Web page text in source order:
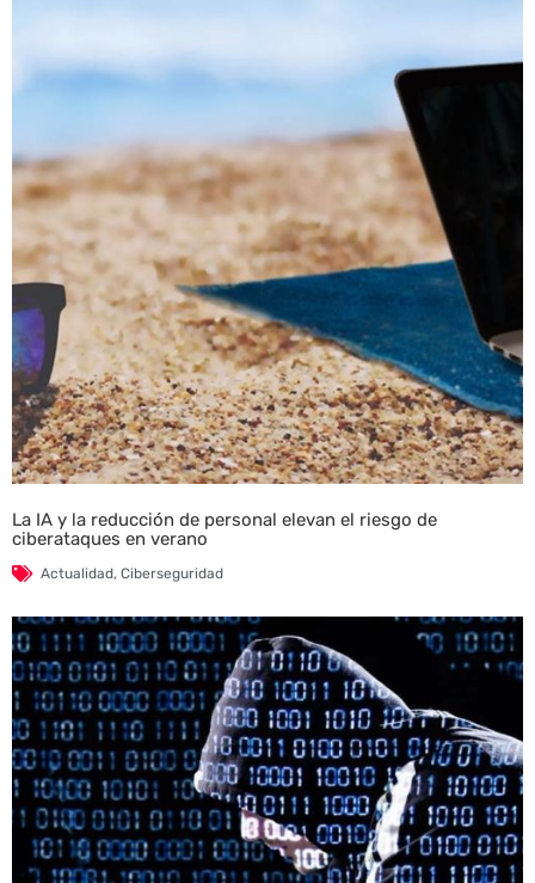
La IA y la reducción de personal elevan el riesgo de
ciberataques en verano
Actualidad, Ciberseguridad